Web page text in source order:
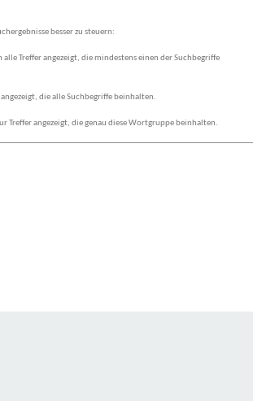
besser zu steuern:
Treffer angezeigt, die mindestens einen der Suchbegriffe
die alle Suchbegriffe beinhalten.
Treffer angezeigt, die genau diese Wortgruppe beinhalten.